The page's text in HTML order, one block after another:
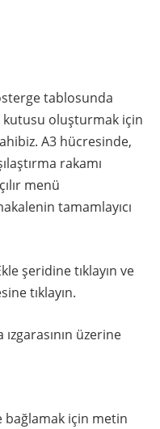
tablosunda
oluşturmak için
A3 hücresinde,
rakamı
menü
tamamlayıcı
şeridine tıklayın ve
tıklayın.
üzerine
için metin